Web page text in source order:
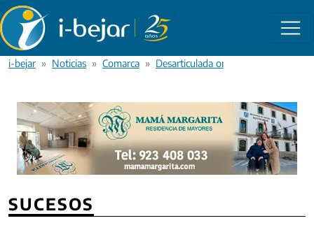
Pasar al contenido principal
i-bejar Noticias Comarca Desarticulada organización criminal
SUCESOS